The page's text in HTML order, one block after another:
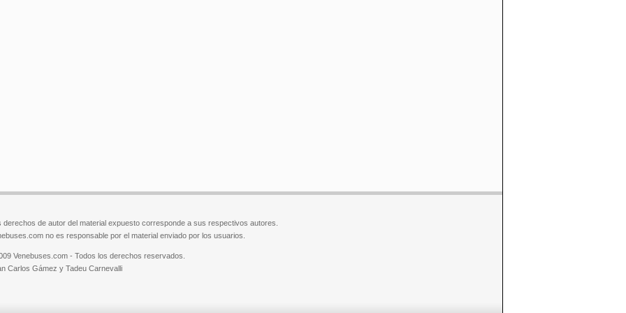
derechos de autor del material expuesto corresponde a sus respectivos autores.
no es responsable por el material enviado por los usuarios.
Venebuses.com - Todos los derechos reservados.
Carlos Gámez y Tadeu Carnevalli